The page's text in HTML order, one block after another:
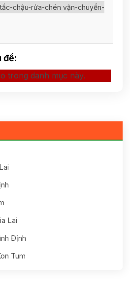
Lai
Định
Tum
chậu-rửa-chén vận-chuyển-
đề:
trong danh mục này.